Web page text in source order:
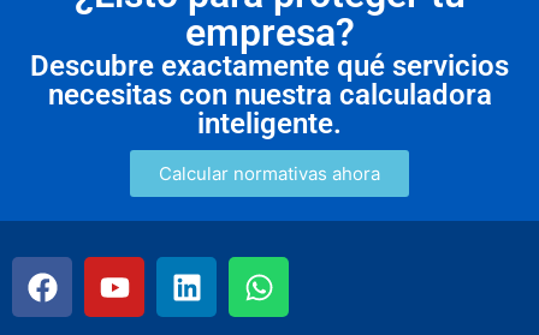
empresa?
Descubre exactamente qué servicios
necesitas con nuestra calculadora
inteligente.
Calcular normativas ahora